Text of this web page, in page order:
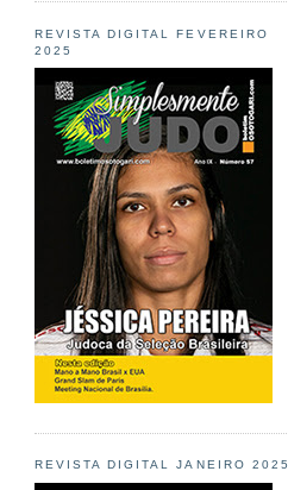
REVISTA DIGITAL FEVEREIRO
2025
REVISTA DIGITAL JANEIRO 2025